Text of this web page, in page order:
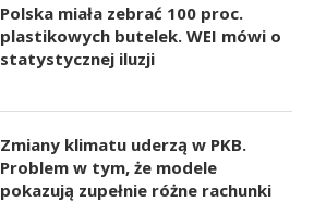
Polska miała zebrać 100 proc.
plastikowych butelek. WEI mówi o
statystycznej iluzji
Zmiany klimatu uderzą w PKB.
Problem w tym, że modele
pokazują zupełnie różne rachunki